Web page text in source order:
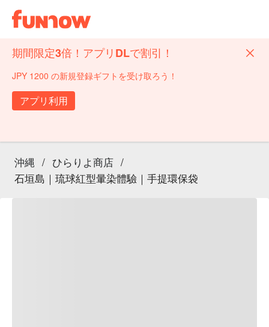
期間限定3倍！アプリDLで割引！
JPY 1200 の新規登録ギフトを受け取ろう！
アプリ利用
沖縄 / ひらりよ商店 /
石垣島｜琉球紅型暈染體驗｜手提環保袋